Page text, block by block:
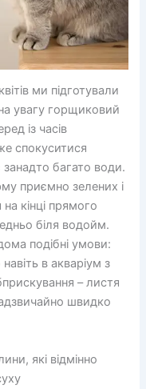
ми підготували
увагу горщиковий
із часів
спокуситися
багато води.
приємно зелених і
кінці прямого
біля водойм.
подібні умови:
в акваріум з
– листя
швидко
які відмінно